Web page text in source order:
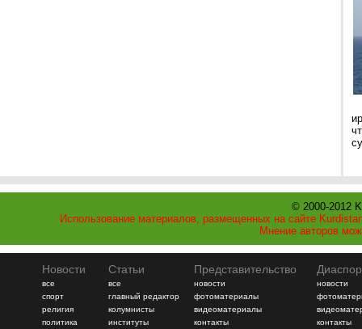
© 2000-2012
Использование материалов, размещенных на сайте
Мнение авторов
Новости
все
спорт
религия
политика
Статьи
все
главный редактор
колумнисты
институты
Представительство
новости
фотоматериалы
видеоматериалы
контакты
новости
контакты